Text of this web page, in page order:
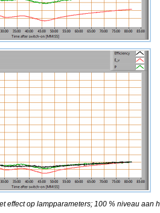
effect op lampparameters; 100 % niveau aan